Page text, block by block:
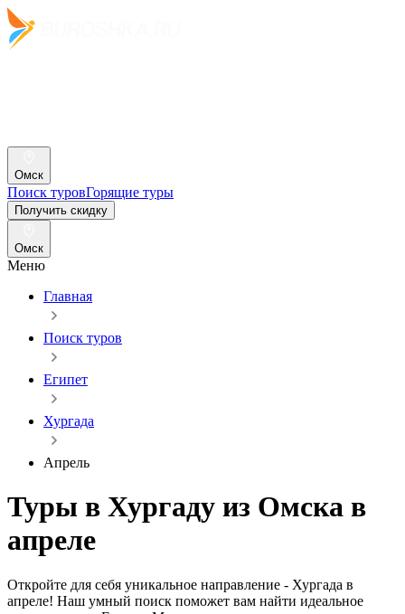
Омск
Поиск туровГорящие туры
Получить скидку
Омск
Меню
Главная
Поиск туров
Египет
Хургада
Апрель
Туры в Хургаду из Омска в
апреле
Откройте для себя уникальное направление - Хургада в
апреле! Наш умный поиск поможет вам найти идеальное